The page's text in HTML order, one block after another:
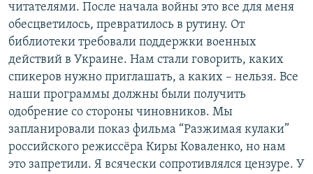
читателями. После начала войны это все для меня
обесцветилось, превратилось в рутину. От
библиотеки требовали поддержки военных
действий в Украине. Нам стали говорить, каких
спикеров нужно приглашать, а каких – нельзя. Все
наши программы должны были получить
одобрение со стороны чиновников. Мы
запланировали показ фильма “Разжимая кулаки”
российского режиссёра Киры Коваленко, но нам
это запретили. Я всячески сопротивлялся цензуре. У